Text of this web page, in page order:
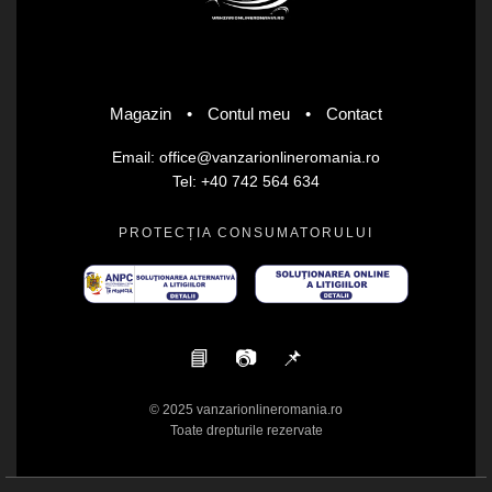
Magazin • Contul meu • Contact
Email: office@vanzarionlineromania.ro
Tel: +40 742 564 634
PROTECȚIA CONSUMATORULUI
📘 📷 📌
© 2025 vanzarionlineromania.ro
Toate drepturile rezervate